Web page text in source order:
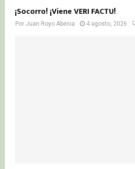
¡Socorro! ¡Viene VERI FACTU!
Por Juan Royo Abenia 4 agosto, 2026